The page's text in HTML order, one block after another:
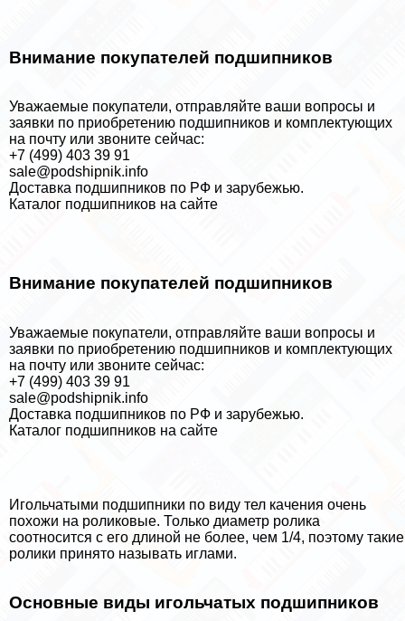
Внимание покупателей подшипников
Уважаемые покупатели, отправляйте ваши вопросы и
заявки по приобретению подшипников и комплектующих
на почту или звоните сейчас:
+7 (499) 403 39 91
sale@podshipnik.info
Доставка подшипников по РФ и зарубежью.
Каталог подшипников на сайте
Внимание покупателей подшипников
Уважаемые покупатели, отправляйте ваши вопросы и
заявки по приобретению подшипников и комплектующих
на почту или звоните сейчас:
+7 (499) 403 39 91
sale@podshipnik.info
Доставка подшипников по РФ и зарубежью.
Каталог подшипников на сайте
Игольчатыми подшипники по виду тел качения очень
похожи на роликовые. Только диаметр ролика
соотносится с его длиной не более, чем 1/4, поэтому такие
ролики принято называть иглами.
Основные виды игольчатых подшипников